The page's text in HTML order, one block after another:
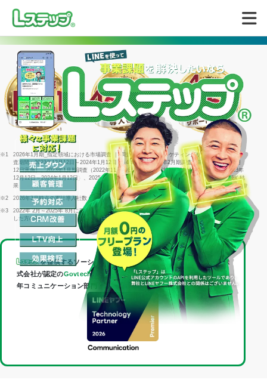
を提供するソーシャルデータバンク株式会社は、
LINEヤフー株
式会社が認定のGovtech Partnerであり、Technology Partner（2026
年コミュニケーション部門・最上位「Premier」）に認定されました。
※1
2026年1月期_指定領域における市場調査 ｜ 調査機関：日本マーケティングリサーチ機構 ｜ 調
査期間：2023年12月12日～2024年1月12日 ｜ 4年連続＝2022年2月期調査（同年1月25日～2月
12日実施）、2023年1月期調査（2022年11月29日～1月16日実施）、2024年1月期調査（2023年
12月12日～2024年1月12日）、2025年1月期調査（2024年12月23日～2025年1月15日）に続く結
果
※2 2026年3月時点の累計導入社数
※3
2022年 2月～2025年 8月に回答した個別相談サポートアンケート1316件のうち「満足」と回答
した方の割合